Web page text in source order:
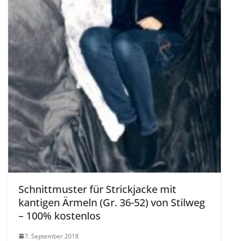
Schnittmuster für Strickjacke mit
kantigen Ärmeln (Gr. 36-52) von Stilweg
– 100% kostenlos
7. September 2018